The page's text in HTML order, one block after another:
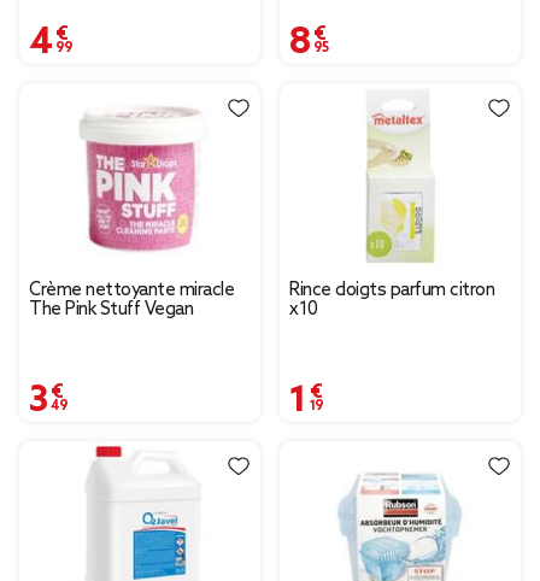
4,99 € 8,95 €
Crème nettoyante miracle
The Pink Stuff Vegan
3,49 €
Rince doigts parfum citron
x10
1,19 €